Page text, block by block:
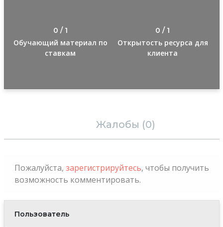
0 / 1
Обучающий материал по
ставкам
0 / 1
Открытость ресурса для
клиента
Жалобы (0)
Пожалуйста, зарегистрируйтесь, чтобы получить
возможность комментировать.
Пользователь